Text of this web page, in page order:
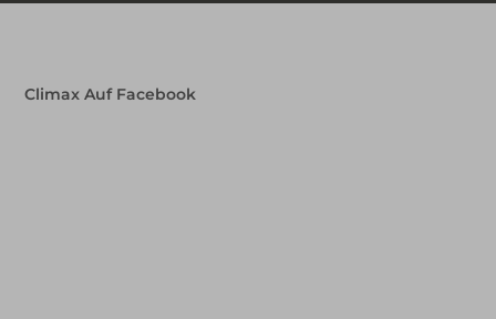
Climax Auf Facebook